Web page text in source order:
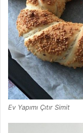
Ev Yapımı Çıtır Simit